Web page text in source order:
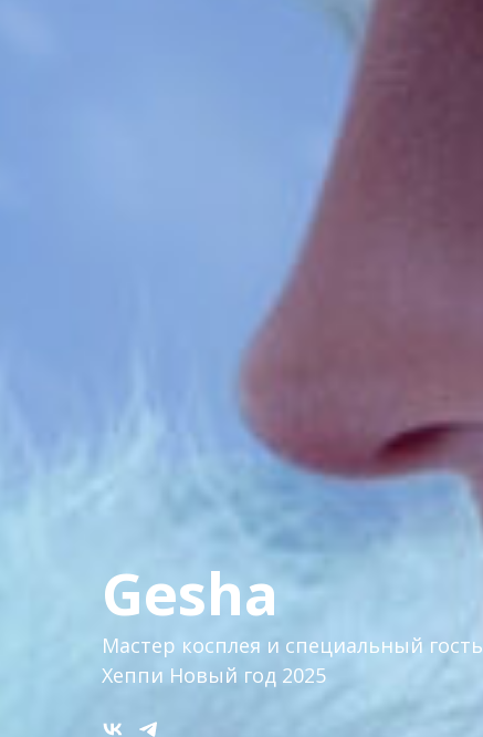
Gesha
Мастер косплея и специальный гость
Хеппи Новый год 2025